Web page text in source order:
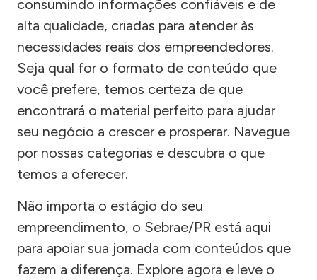
consumindo informações confiáveis e de
alta qualidade, criadas para atender às
necessidades reais dos empreendedores.
Seja qual for o formato de conteúdo que
você prefere, temos certeza de que
encontrará o material perfeito para ajudar
seu negócio a crescer e prosperar. Navegue
por nossas categorias e descubra o que
temos a oferecer.
Não importa o estágio do seu
empreendimento, o Sebrae/PR está aqui
para apoiar sua jornada com conteúdos que
fazem a diferença. Explore agora e leve o